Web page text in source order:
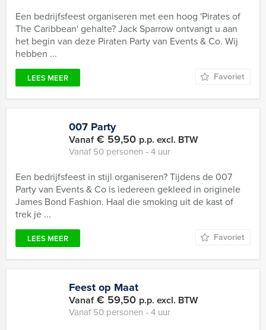
Een bedrijfsfeest organiseren met een hoog 'Pirates of
The Caribbean' gehalte? Jack Sparrow ontvangt u aan
het begin van deze Piraten Party van Events & Co. Wij
hebben ...
LEES MEER Favoriet
007 Party
Vanaf€ 59,50 p.p. excl. BTW
Vanaf 50 personen ‐ 4 uur
Een bedrijfsfeest in stijl organiseren? Tijdens de 007
Party van Events & Co is iedereen gekleed in originele
James Bond Fashion. Haal die smoking uit de kast of
trek je ...
LEES MEER Favoriet
Feest op Maat
Vanaf€ 59,50 p.p. excl. BTW
Vanaf 50 personen ‐ 4 uur